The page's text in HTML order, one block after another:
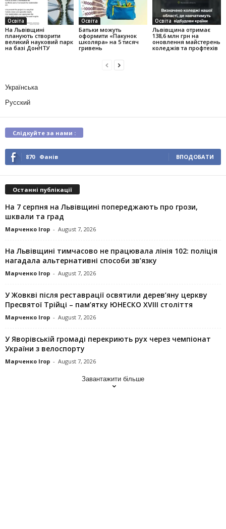
Освіта
На Львівщині
планують створити
великий науковий парк
на базі ДонНТУ
Освіта
Батьки можуть
оформити «Пакунок
школяра» на 5 тисяч
гривень
Освіта
Львівщина отримає
138,6 млн грн на
оновлення майстерень
коледжів та профтехів
Українська
Русский
Слідкуйте за нами :
870 Фанів ВПОДОБАТИ
Останні публікації
На 7 серпня на Львівщині попереджають про грози,
шквали та град
Марченко Ігор - August 7, 2026
На Львівщині тимчасово не працювала лінія 102: поліція
нагадала альтернативні способи зв’язку
Марченко Ігор - August 7, 2026
У Жовкві після реставрації освятили дерев’яну церкву
Пресвятої Трійці – пам’ятку ЮНЕСКО XVIII століття
Марченко Ігор - August 7, 2026
У Яворівській громаді перекриють рух через чемпіонат
України з велоспорту
Марченко Ігор - August 7, 2026
Завантажити більше